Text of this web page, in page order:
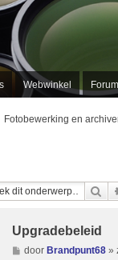
Webwinkel Forum
Fotobewerking en
Upgradebeleid
BdoorBrandpunt68 »